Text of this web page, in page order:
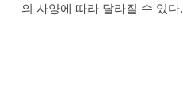
의 사양에 따라 달라질 수 있다.